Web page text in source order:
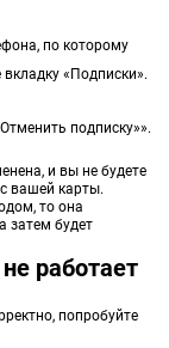
по которому
«Подписки».
подписку»».
и вы не будете
вашей карты.
то она
затем будет
работает
попробуйте